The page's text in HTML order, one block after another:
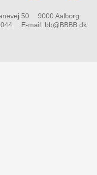
50
9000 Aalborg
E-mail: bb@BBBB.dk